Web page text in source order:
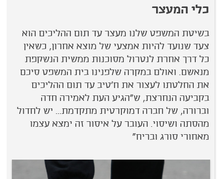
כלי המעצר
בשיטת המשפט שלנו מעצר עד תום ההליכים הוא
צעד שנועד להיות אמצעי של מוצא אחרון, כשאין
כל דרך אחרת לנטרול מסוכנות ממשית הנשקפת
מנאשם. ואולם במקרה שלפנינו בית המשפט סיכם
את החלטתו לעצור את ח'טיב עד תום ההליכים
בקביעה הנחרצת, ש"הגיע העת לאמירה חדה
וברורה, של חברה דמוקרטית מתקדמת... יש לחדול
מהסתה ושיסוי. העובר על איסור זה ימצא עצמו
מאחורי סורג ובריח"